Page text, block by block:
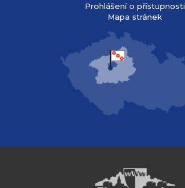
Prohlášení o přístupnosti
Mapa stránek